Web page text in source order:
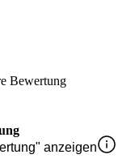
Bewertung
anzeigen